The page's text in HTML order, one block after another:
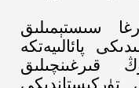
سىستېمىلىق
پائالىيەتكە
قىرغىنچىلىق